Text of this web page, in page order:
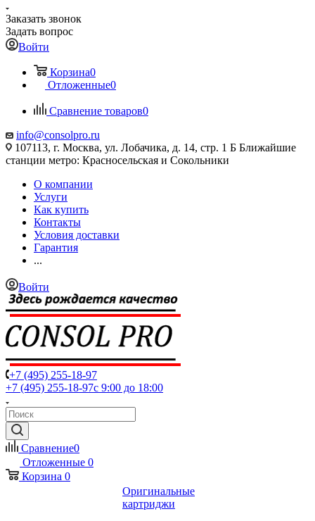
Заказать звонок
Задать вопрос
Войти
Корзина0
Отложенные0
Сравнение товаров0
info@consolpro.ru
107113, г. Москва, ул. Лобачика, д. 14, стр. 1 Б Ближайшие
станции метро: Красносельская и Сокольники
О компании
Услуги
Как купить
Контакты
Условия доставки
Гарантия
...
Войти
+7 (495) 255-18-97
+7 (495) 255-18-97с 9:00 до 18:00
Сравнение0
Отложенные 0
Корзина 0
Оригинальные
картриджи